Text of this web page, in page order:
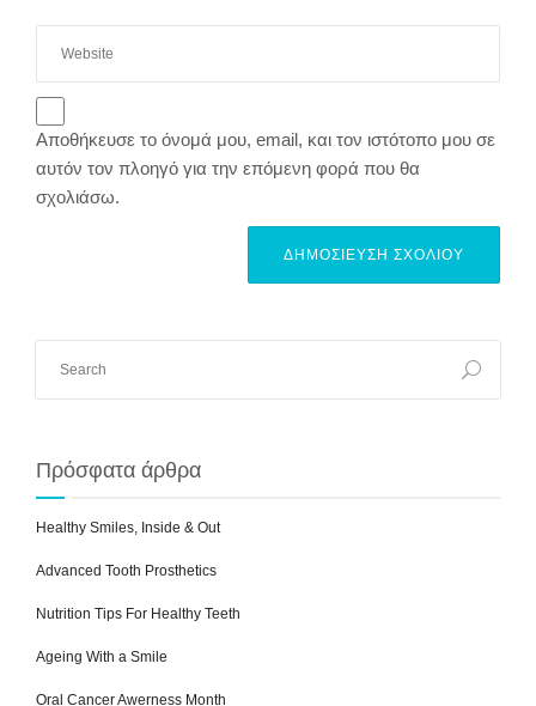
Αποθήκευσε το όνομά μου, email, και τον ιστότοπο μου σε
αυτόν τον πλοηγό για την επόμενη φορά που θα
σχολιάσω.
Πρόσφατα άρθρα
Healthy Smiles, Inside & Out
Advanced Tooth Prosthetics
Nutrition Tips For Healthy Teeth
Ageing With a Smile
Oral Cancer Awerness Month